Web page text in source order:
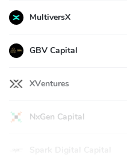
MultiversX
GBV Capital
XVentures
NxGen Capital